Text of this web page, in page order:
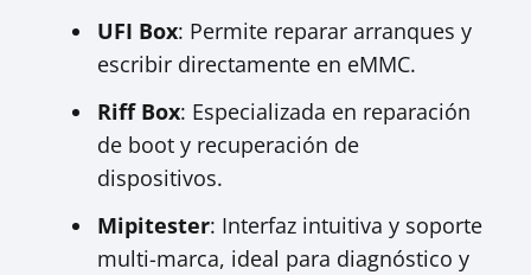
UFI Box: Permite reparar arranques y
escribir directamente en eMMC.
Riff Box: Especializada en reparación
de boot y recuperación de
dispositivos.
Mipitester: Interfaz intuitiva y soporte
multi-marca, ideal para diagnóstico y